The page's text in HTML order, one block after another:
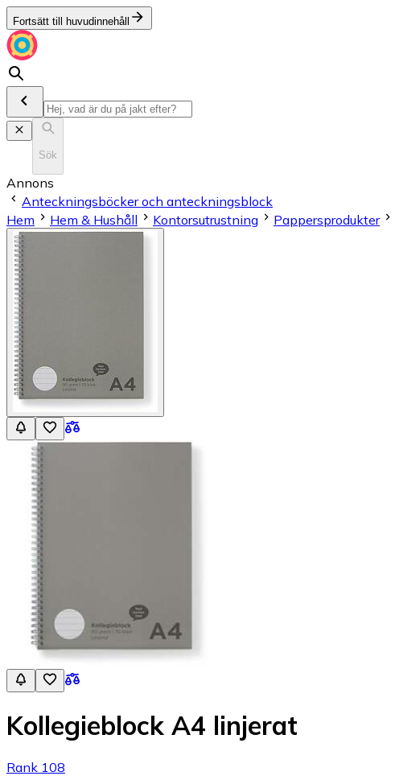
Fortsätt till huvudinnehåll
Sök
Annons
Anteckningsböcker och anteckningsblock
Hem
Hem & Hushåll Kontorsutrustning Pappersprodukter
Kollegieblock A4 linjerat
Rank 108